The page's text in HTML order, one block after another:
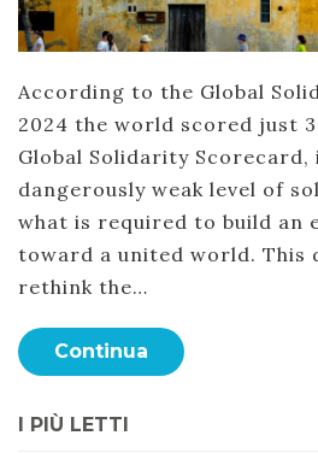
According to the Global
2024 the world scored just
Global Solidarity
dangerously weak level of
what is required to build
toward a united world. This
rethink the…
Continua
I PIÙ LETTI